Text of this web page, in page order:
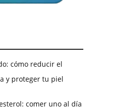
cómo reducir el
y proteger tu piel
comer uno al día